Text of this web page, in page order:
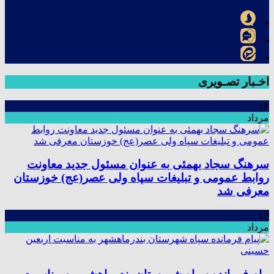
اخـبار تصـویری
۱۴
مرداد
سرهنگ سجاد بهمئی به عنوان مسئول جدید معاونت
روابط عمومی و تبلیغات سپاه ولی عصر(عج) خوزستان
معرفی شد
۱۳
مرداد